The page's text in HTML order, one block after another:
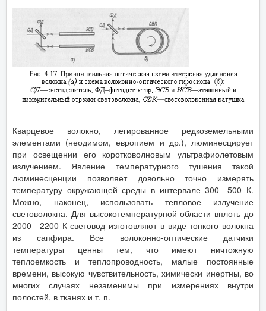
Кварцевое волокно, легированное редкоземельными
элементами (неодимом, европием и др.), люминесцирует
при освещении его коротковолновым ультрафиолетовым
излучением. Явление температурного тушения такой
люминесценции позволяет довольно точно измерять
температуру окружающей среды в интервале 300—500 К.
Можно, наконец, использовать тепловое излучение
световолокна. Для высокотемпературной области вплоть до
2000—2200 К световод изготовляют в виде тонкого волокна
из сапфира. Все волоконно-оптические датчики
температуры ценны тем, что имеют ничтожную
теплоемкость и теплопроводность, малые постоянные
времени, высокую чувствительность, химически инертны, во
многих случаях незаменимы при измерениях внутри
полостей, в тканях и т. п.